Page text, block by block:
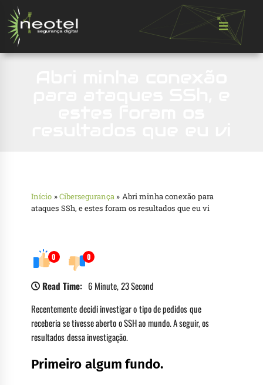
Início »Cibersegurança » Abri minha conexão para
ataques SSh, e estes foram os resultados que eu vi
0 0
Read Time: 6 Minute, 23 Second
Recentemente decidi investigar o tipo de pedidos que
receberia se tivesse aberto o SSH ao mundo. A seguir, os
resultados dessa investigação.
Primeiro algum fundo.